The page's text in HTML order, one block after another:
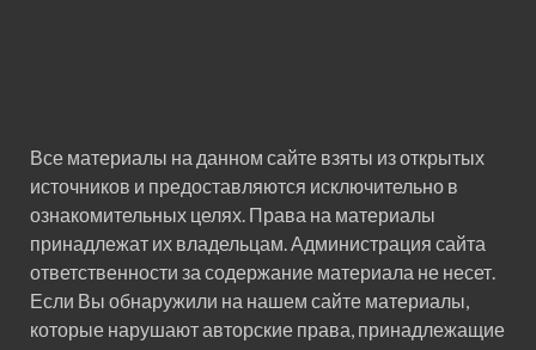
Все материалы на данном сайте взяты из открытых
источников и предоставляются исключительно в
ознакомительных целях. Права на материалы
принадлежат их владельцам. Администрация сайта
ответственности за содержание материала не несет.
Если Вы обнаружили на нашем сайте материалы,
которые нарушают авторские права, принадлежащие